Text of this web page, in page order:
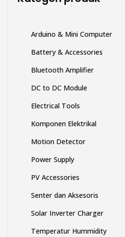
Arduino & Mini Computer
Battery & Accessories
Bluetooth Amplifier
DC to DC Module
Electrical Tools
Komponen Elektrikal
Motion Detector
Power Supply
PV Accessories
Senter dan Aksesoris
Solar Inverter Charger
Temperatur Hummidity